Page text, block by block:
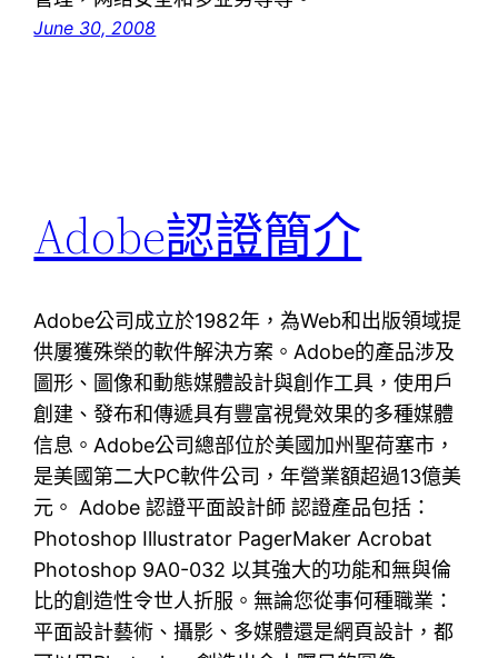
June 30, 2008
Adobe認證簡介
Adobe公司成立於1982年，為Web和出版領域提
供屢獲殊榮的軟件解決方案。Adobe的產品涉及
圖形、圖像和動態媒體設計與創作工具，使用戶
創建、發布和傳遞具有豐富視覺效果的多種媒體
信息。Adobe公司總部位於美國加州聖荷塞市，
是美國第二大PC軟件公司，年營業額超過13億美
元。 Adobe 認證平面設計師 認證產品包括：
Photoshop Illustrator PagerMaker Acrobat
Photoshop 9A0-032 以其強大的功能和無與倫
比的創造性令世人折服。無論您從事何種職業：
平面設計藝術、攝影、多媒體還是網頁設計，都